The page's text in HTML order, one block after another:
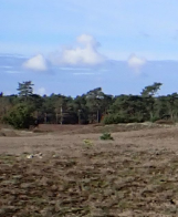
VERENIGING
STALPRAET
GESCHIEDENIS
LINKS